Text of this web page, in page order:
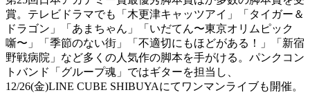
賞。テレビドラマでも「木更津キャッツアイ」「タイガー＆
ドラゴン」「あまちゃん」「いだてん〜東京オリムピック
噺〜」「季節のない街」「不適切にもほどがある！」「新宿
野戦病院」など多くの人気作の脚本を手がける。パンクコン
トバンド「グループ魂」ではギターを担当し、
12/26(金)LINE CUBE SHIBUYAにてワンマンライブも開催。